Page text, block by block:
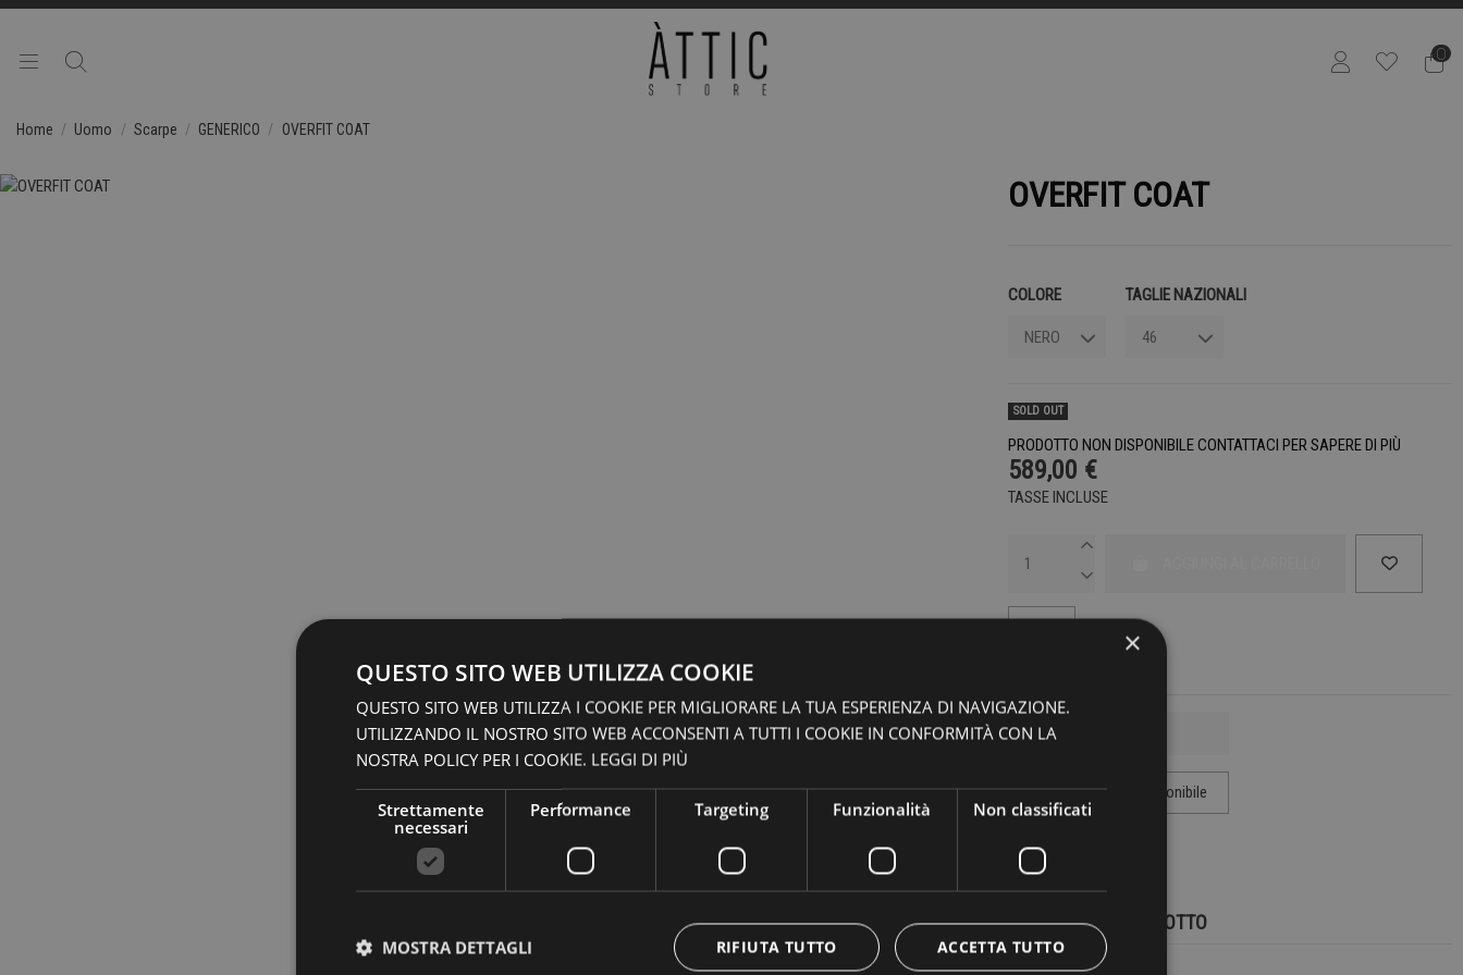
0
Home Uomo Scarpe GENERICO OVERFIT COAT
OVERFIT COAT
COLORE TAGLIE NAZIONALI
SOLD OUT
PRODOTTO NON DISPONIBILE CONTATTACI PER SAPERE DI PIÙ
589,00 €
TASSE INCLUSE
MARCA:
DETTAGLI DEL PRODOTTO
×
QUESTO SITO WEB UTILIZZA COOKIE
QUESTO SITO WEB UTILIZZA I COOKIE PER MIGLIORARE LA TUA ESPERIENZA DI NAVIGAZIONE.
UTILIZZANDO IL NOSTRO SITO WEB ACCONSENTI A TUTTI I COOKIE IN CONFORMITÀ CON LA
NOSTRA POLICY PER I COOKIE. LEGGI DI PIÙ
Strettamente
necessari
Performance Targeting Funzionalità Non classificati
ACCETTA TUTTO
RIFIUTA TUTTO
MOSTRA DETTAGLI